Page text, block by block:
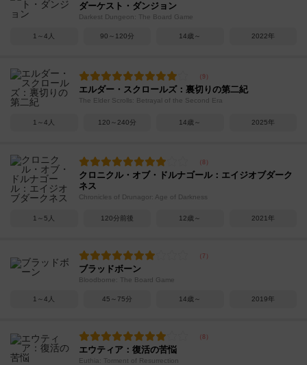
ダーケスト・ダンジョン
Darkest Dungeon: The Board Game
1～4人 90～120分 14歳～ 2022年
エルダー・スクロールズ：裏切りの第二紀
The Elder Scrolls: Betrayal of the Second Era
1～4人 120～240分 14歳～ 2025年
クロニクル・オブ・ドルナゴール：エイジオブダーク
ネス
Chronicles of Drunagor: Age of Darkness
1～5人 120分前後 12歳～ 2021年
ブラッドボーン
Bloodborne: The Board Game
1～4人 45～75分 14歳～ 2019年
エウティア：復活の苦悩
Euthia: Torment of Resurrection